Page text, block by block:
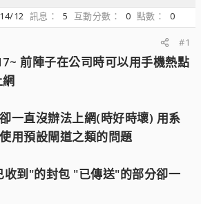
12 訊息 5 互動分數 0 點數
0
#1
前陣子在公司時可以用手機熱點
一直沒辦法上網(時好時壞) 用系
用預設閘道之類的問題
到"的封包 "已傳送"的部分卻一